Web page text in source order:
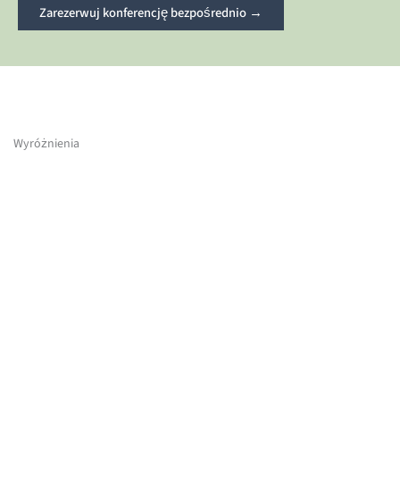
Zarezerwuj konferencję bezpośrednio →
Wyróżnienia